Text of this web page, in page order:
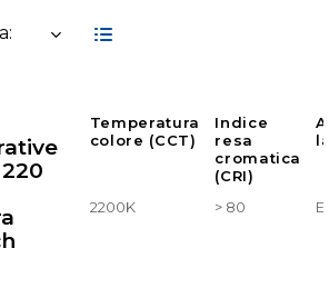
Temperatura
colore (CCT)
Indice
resa
cromatica
(CRI)
2200K > 80